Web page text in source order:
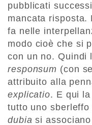
pubblicati
mancata risposta.
fa nelle
modo cioè che si
con un no. Quindi
responsum (con
attribuito alla
explicatio. E qui
tutto uno sberleffo
dubia si